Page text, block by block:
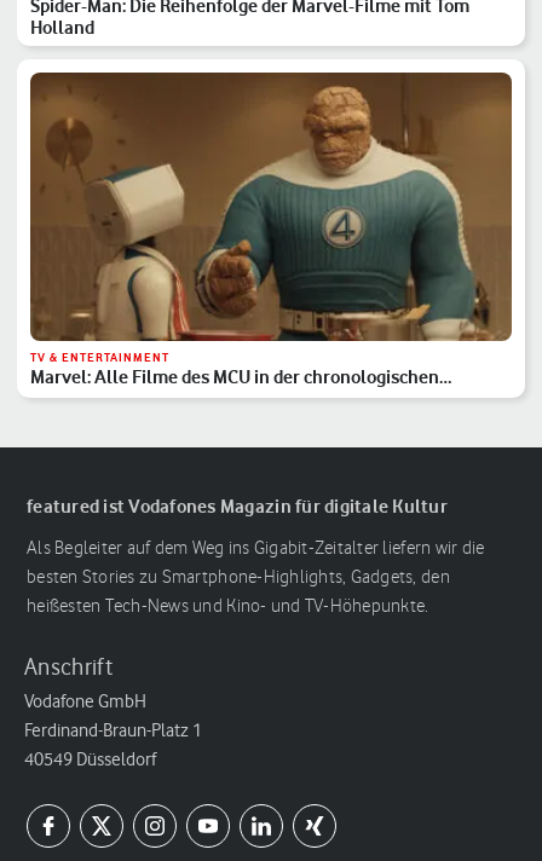
Spider-Man: Die Reihenfolge der Marvel-Filme mit Tom
Holland
TV & ENTERTAINMENT
Marvel: Alle Filme des MCU in der chronologischen
Reihenfolge
featured ist Vodafones Magazin für digitale Kultur
Als Begleiter auf dem Weg ins Gigabit-Zeitalter liefern wir die
besten Stories zu Smartphone-Highlights, Gadgets, den
heißesten Tech-News und Kino- und TV-Höhepunkte.
Anschrift
Vodafone GmbH
Ferdinand-Braun-Platz 1
40549 Düsseldorf